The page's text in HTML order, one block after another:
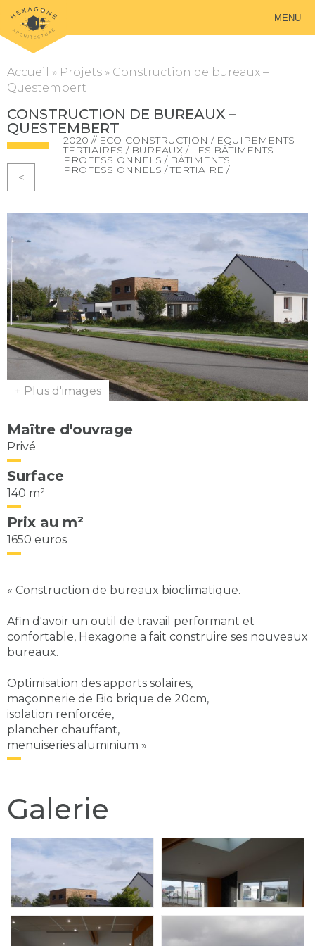
MENU
Accueil » Projets » Construction de bureaux –
Questembert
CONSTRUCTION DE BUREAUX –
QUESTEMBERT
2020 // ECO-CONSTRUCTION / EQUIPEMENTS
TERTIAIRES / BUREAUX / LES BÂTIMENTS
PROFESSIONNELS / BÂTIMENTS
PROFESSIONNELS / TERTIAIRE /
<
+ Plus d'images
Maître d'ouvrage
Privé
Surface
140 m²
Prix au m²
1650 euros
« Construction de bureaux bioclimatique.
Afin d'avoir un outil de travail performant et
confortable, Hexagone a fait construire ses nouveaux
bureaux.
Optimisation des apports solaires,
maçonnerie de Bio brique de 20cm,
isolation renforcée,
plancher chauffant,
menuiseries aluminium »
Galerie